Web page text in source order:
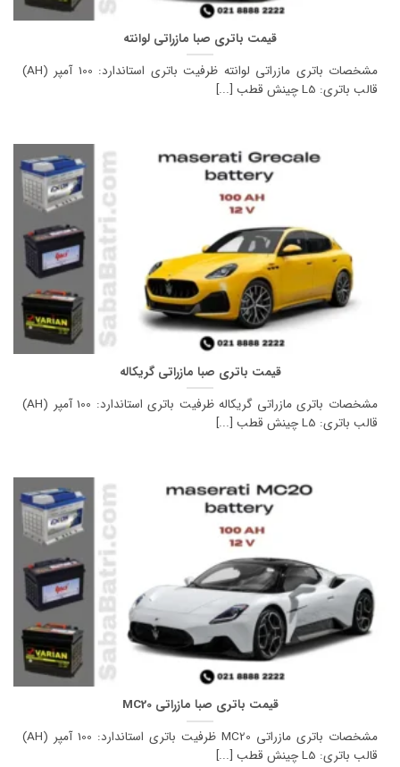
قیمت باتری صبا مازراتی لوانته
مشخصات باتری مازراتی لوانته ظرفیت باتری استاندارد: 100 آمپر (AH)
قالب باتری: L5 چینش قطب [...]
قیمت باتری صبا مازراتی گریکاله
مشخصات باتری مازراتی گریکاله ظرفیت باتری استاندارد: 100 آمپر (AH)
قالب باتری: L5 چینش قطب [...]
قیمت باتری صبا مازراتی MC20
مشخصات باتری مازراتی MC20 ظرفیت باتری استاندارد: 100 آمپر (AH)
قالب باتری: L5 چینش قطب [...]